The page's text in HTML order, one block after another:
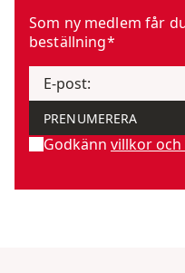
Som ny medlem får
beställning*
E-post:
PRENUMERERA
Godkänn villkor